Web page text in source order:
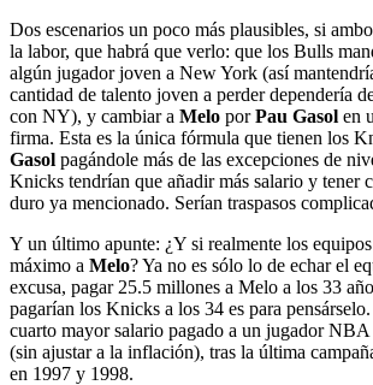
Dos escenarios un poco más plausibles, si
la labor, que habrá que verlo: que los Bulls
algún jugador joven a New York (así
cantidad de talento joven a perder dependería
con NY), y cambiar a Melo porPau Gasol en
firma. Esta es la única fórmula que tienen los
Gasol pagándole más de las excepciones de
Knicks tendrían que añadir más salario y tener
duro ya mencionado. Serían traspasos
Y un último apunte: ¿Y si realmente los
máximo a Melo? Ya no es sólo lo de echar el
excusa, pagar 25.5 millones a Melo a los 33
pagarían los Knicks a los 34 es para
cuarto mayor salario pagado a un jugador NBA
(sin ajustar a la inflación), tras la última
en 1997 y 1998.